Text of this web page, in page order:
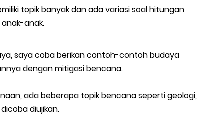
topik banyak dan ada variasi soal hitungan
anak.
saya coba berikan contoh-contoh budaya
dengan mitigasi bencana.
ada beberapa topik bencana seperti geologi,
diujikan.